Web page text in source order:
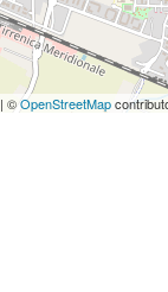
| ©OpenStreetMap